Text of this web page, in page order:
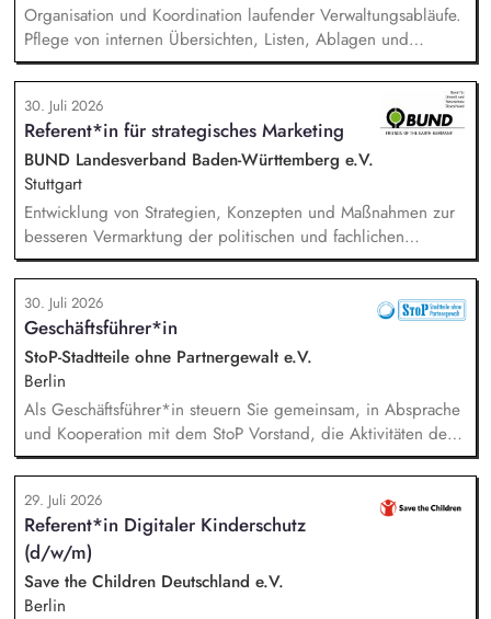
Organisation und Koordination laufender Verwaltungsabläufe.
Pflege von internen Übersichten, Listen, Ablagen und
Dokumentationen. Verwaltung von Terminen, Fristen,
Anfragen und interner Kommunikation. Unterstützung bei der
Organisation von Veranstaltungen (online und in Präsenz).
Administrative Unterstützung der Vereinsarbeit, insbesondere
bei der Verwaltung der Mitgliederdaten, Mitgliedsbeiträge,
Vereinsregister und bei der Organisation von
Vereinsgremien.
30. Juli 2026
Referent*in für strategisches Marketing
BUND Landesverband Baden-Württemberg e.V.
Stuttgart
Entwicklung von Strategien, Konzepten und Maßnahmen zur
besseren Vermarktung der politischen und fachlichen
Aktivitäten des BUND Baden-Württemberg, Beratung,
Unterstützung und Qualifizierung der Haupt- und
Ehrenamtlichen im BUND zur Verbesserung der öffentlichen
Sichtbarkeit des BUND, Konzeptionelle Begleitung des
BUND-Auftritts bei Veranstaltungen, Aktionen u.ä.
30. Juli 2026
Geschäftsführer*in
StoP-Stadtteile ohne Partnergewalt e.V.
Berlin
Als Geschäftsführer*in steuern Sie gemeinsam, in Absprache
und Kooperation mit dem StoP Vorstand, die Aktivitäten der
Bundesfachstelle StoP. Im Einzelnen bedeutet das:
Projektmanagement und Verantwortung für die Umsetzung
des Gesamtprojektes, Gesamtsteuerung und Sicherstellung
des wirtschaftlichen Betriebes der Geschäftsstelle und des
Vereins (Finanzierung, Controlling), Akquise von
Fördermitteln und Spenden sowie Personalverantwortung für
die Bundesfachstelle mit 4 Mitarbeitenden.
29. Juli 2026
Referent*in Digitaler Kinderschutz
(d/w/m)
Save the Children Deutschland e.V.
Berlin